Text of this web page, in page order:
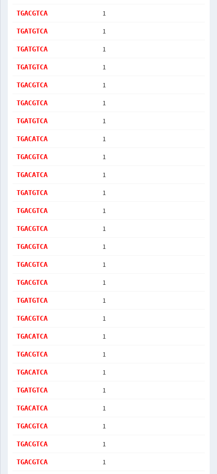
TGACGTCA 1
TGATGTCA 1
TGATGTCA 1
TGATGTCA 1
TGACGTCA 1
TGACGTCA 1
TGATGTCA 1
TGACATCA 1
TGACGTCA 1
TGACATCA 1
TGATGTCA 1
TGACGTCA 1
TGACGTCA 1
TGACGTCA 1
TGACGTCA 1
TGACGTCA 1
TGATGTCA 1
TGACGTCA 1
TGACATCA 1
TGACGTCA 1
TGACATCA 1
TGATGTCA 1
TGACATCA 1
TGACGTCA 1
TGACGTCA 1
TGACGTCA 1